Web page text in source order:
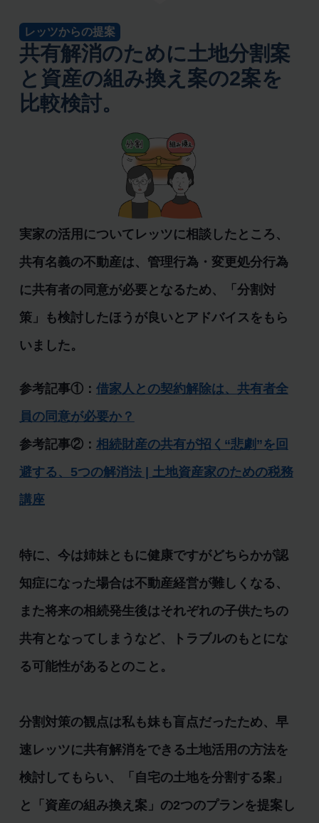
レッツからの提案
共有解消のために土地分割案
と資産の組み換え案の2案を
比較検討。
実家の活用についてレッツに相談したところ、
共有名義の不動産は、管理行為・変更処分行為
に共有者の同意が必要となるため、「分割対
策」も検討したほうが良いとアドバイスをもら
いました。
参考記事①： 借家人との契約解除は、共有者全
員の同意が必要か？
参考記事②： 相続財産の共有が招く“悲劇”を回
避する、5つの解消法 | 土地資産家のための税務
講座
特に、今は姉妹ともに健康ですがどちらかが認
知症になった場合は不動産経営が難しくなる、
また将来の相続発生後はそれぞれの子供たちの
共有となってしまうなど、トラブルのもとにな
る可能性があるとのこと。
分割対策の観点は私も妹も盲点だったため、早
速レッツに共有解消をできる土地活用の方法を
検討してもらい、「自宅の土地を分割する案」
と「資産の組み換え案」の2つのプランを提案し